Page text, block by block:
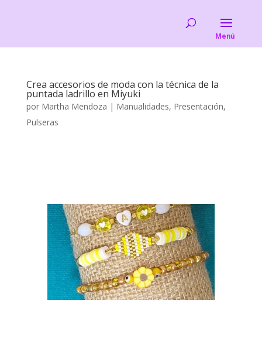
Crea accesorios de moda con la técnica de la
puntada ladrillo en Miyuki
por Martha Mendoza | Manualidades, Presentación,
Pulseras